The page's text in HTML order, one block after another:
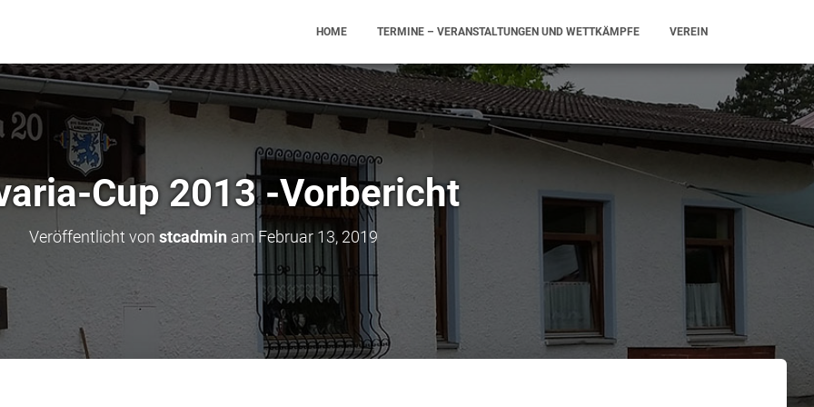
HOME TERMINE – VERANSTALTUNGEN UND WETTKÄMPFE VEREIN
Cup 2013 -Vorbericht
Veröffentlicht von stcadmin am Februar 13, 2019